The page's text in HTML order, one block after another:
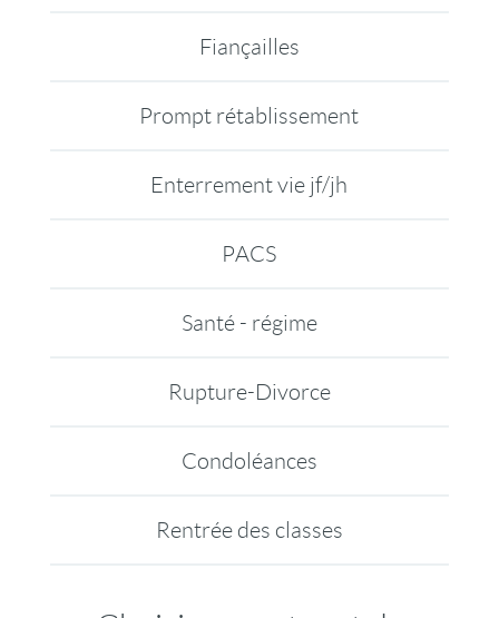
Fiançailles
Prompt rétablissement
Enterrement vie jf/jh
PACS
Santé - régime
Rupture-Divorce
Condoléances
Rentrée des classes